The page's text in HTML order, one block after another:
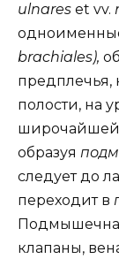
ulnares et vv.
brachiales),
полости, на
образуя
следует до
переходит в
клапаны,